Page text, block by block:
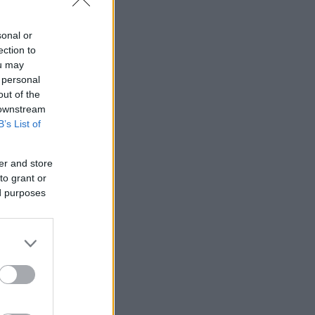
or
to
may
of the
List of
and store
grant or
purposes
τα μαζί